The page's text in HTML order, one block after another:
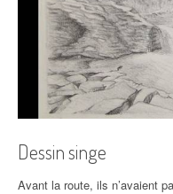
Dessin singe
Avant la route, ils n’avaient